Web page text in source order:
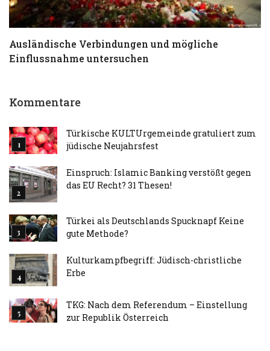
Ausländische Verbindungen und mögliche
Einflussnahme untersuchen
Kommentare
Türkische KULTUrgemeinde gratuliert zum
jüdische Neujahrsfest
Einspruch: Islamic Banking verstößt gegen
das EU Recht? 31 Thesen!
Türkei als Deutschlands Spucknapf Keine
gute Methode?
Kulturkampfbegriff: Jüdisch-christliche
Erbe
TKG: Nach dem Referendum – Einstellung
zur Republik Österreich